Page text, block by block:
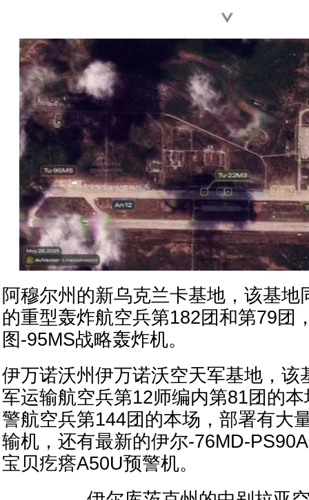
阿穆尔州的新乌克兰卡基地，该基地
的重型轰炸航空兵第182团和第79团
图-95MS战略轰炸机。
伊万诺沃州伊万诺沃空天军基地，该
军运输航空兵第12师编内第81团的
警航空兵第144团的本场，部署有大
输机，还有最新的伊尔-76MD-
宝贝疙瘩A50U预警机。